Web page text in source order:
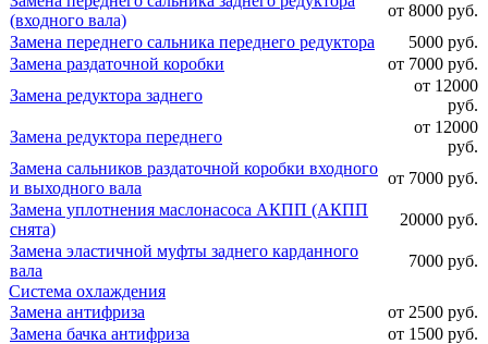
(входного вала)
от 8000 руб.
Замена переднего сальника переднего редуктора
5000 руб.
Замена раздаточной коробки
от 7000 руб.
Замена редуктора заднего
от 12000
руб.
Замена редуктора переднего
от 12000
руб.
Замена сальников раздаточной коробки входного
и выходного вала
от 7000 руб.
Замена уплотнения маслонасоса АКПП (АКПП
снята)
20000 руб.
Замена эластичной муфты заднего карданного
вала
7000 руб.
Система охлаждения
Замена антифриза
от 2500 руб.
Замена бачка антифриза
от 1500 руб.